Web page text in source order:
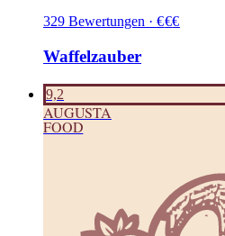
329 Bewertungen · €€€
Waffelzauber
9,2
AUGUSTA
FOOD